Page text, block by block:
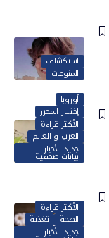
استكشاف
المنوعات
أوروبا
إختيار المحرر
الأكثر قراءة
العرب و العالم
جديد الأخبار|
بيانات صحفية
الأكثر قراءة
الصحة
تغذية
جديد الأخبار|